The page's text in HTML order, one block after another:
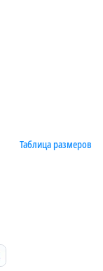
Таблица размеров